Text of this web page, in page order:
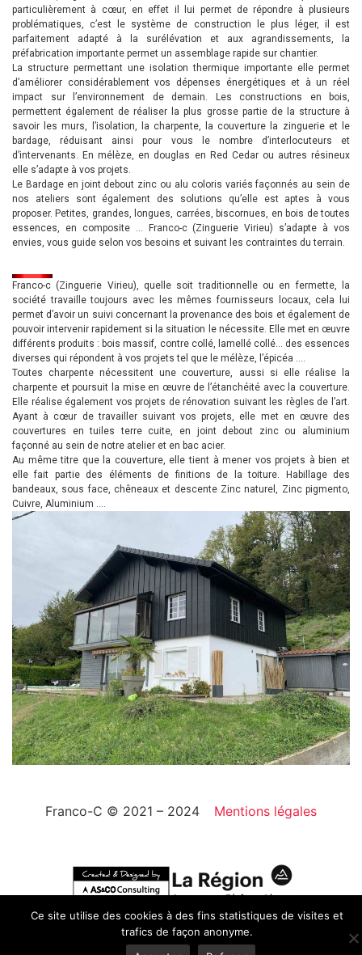
particulièrement à cœur, en effet il lui permet de répondre à plusieurs
problématiques, c’est le système de construction le plus léger, il est
parfaitement adapté à la surélévation et aux agrandissements, la
préfabrication importante permet un assemblage rapide sur chantier.
La structure permettant une isolation thermique importante elle permet
d’améliorer considérablement vos dépenses énergétiques et à un réel
impact sur l’environnement de demain. Les constructions en bois,
permettent également de réaliser la plus grosse partie de la structure à
savoir les murs, l’isolation, la charpente, la couverture la zinguerie et le
bardage, réduisant ainsi pour vous le nombre d’interlocuteurs et
d’intervenants. En mélèze, en douglas en Red Cedar ou autres résineux
elle s’adapte à vos projets.
Le Bardage en joint debout zinc ou alu coloris variés façonnés au sein de
nos ateliers sont également des solutions qu’elle est aptes à vous
proposer. Petites, grandes, longues, carrées, biscornues, en bois de toutes
essences, en composite … Franco-c (Zinguerie Virieu) s’adapte à vos
envies, vous guide selon vos besoins et suivant les contraintes du terrain.
Franco-c (Zinguerie Virieu), quelle soit traditionnelle ou en fermette, la
société travaille toujours avec les mêmes fournisseurs locaux, cela lui
permet d’avoir un suivi concernant la provenance des bois et également de
pouvoir intervenir rapidement si la situation le nécessite. Elle met en œuvre
différents produits : bois massif, contre collé, lamellé collé… des essences
diverses qui répondent à vos projets tel que le mélèze, l’épicéa ….
Toutes charpente nécessitent une couverture, aussi si elle réalise la
charpente et poursuit la mise en œuvre de l’étanchéité avec la couverture.
Elle réalise également vos projets de rénovation suivant les règles de l’art.
Ayant à cœur de travailler suivant vos projets, elle met en œuvre des
couvertures en tuiles terre cuite, en joint debout zinc ou aluminium
façonné au sein de notre atelier et en bac acier.
Au même titre que la couverture, elle tient à mener vos projets à bien et
elle fait partie des éléments de finitions de la toiture. Habillage des
bandeaux, sous face, chêneaux et descente Zinc naturel, Zinc pigmento,
Cuivre, Aluminium ….
Franco-C © 2021 – 2024 Mentions légales
Ce site utilise des cookies à des fins statistiques de visites et
trafics de façon anonyme.